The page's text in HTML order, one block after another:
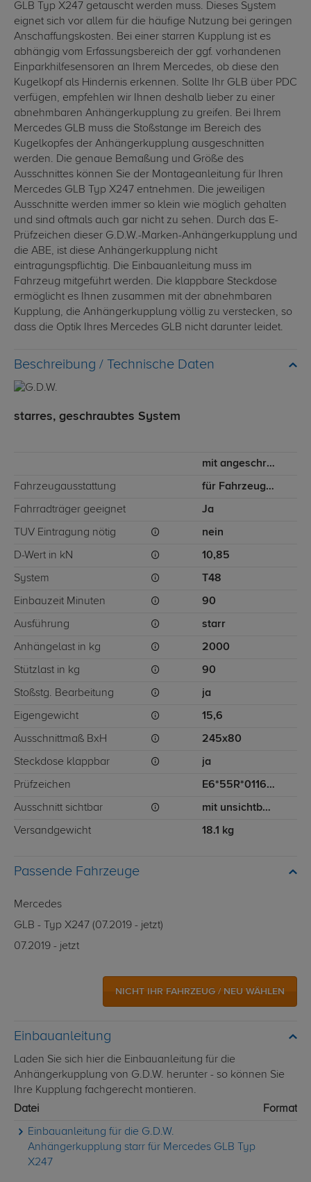
GLB Typ X247 getauscht werden muss. Dieses System
eignet sich vor allem für die häufige Nutzung bei geringen
Anschaffungskosten. Bei einer starren Kupplung ist es
abhängig vom Erfassungsbereich der ggf. vorhandenen
Einparkhilfesensoren an Ihrem Mercedes, ob diese den
Kugelkopf als Hindernis erkennen. Sollte Ihr GLB über PDC
verfügen, empfehlen wir Ihnen deshalb lieber zu einer
abnehmbaren Anhängerkupplung zu greifen. Bei Ihrem
Mercedes GLB muss die Stoßstange im Bereich des
Kugelkopfes der Anhängerkupplung ausgeschnitten
werden. Die genaue Bemaßung und Größe des
Ausschnittes können Sie der Montageanleitung für Ihren
Mercedes GLB Typ X247 entnehmen. Die jeweiligen
Ausschnitte werden immer so klein wie möglich gehalten
und sind oftmals auch gar nicht zu sehen. Durch das E-
Prüfzeichen dieser G.D.W.-Marken-Anhängerkupplung und
die ABE, ist diese Anhängerkupplung nicht
eintragungspflichtig. Die Einbauanleitung muss im
Fahrzeug mitgeführt werden. Die klappbare Steckdose
ermöglicht es Ihnen zusammen mit der abnehmbaren
Kupplung, die Anhängerkupplung völlig zu verstecken, so
dass die Optik Ihres Mercedes GLB nicht darunter leidet.
Technische Daten
starres, geschraubtes System
mit angeschraubtem Kugelkopf
Fahrzeugausstattung für Fahrzeuge ohne AMG-Optikpaket
Fahrradträger geeignet Ja
TÜV Eintragung nötig nein
D-Wert in kN 10,85
System T48
Einbauzeit Minuten 90
Ausführung starr
Anhängelast in kg 2000
Stützlast in kg 90
Stoßstg. Bearbeitung ja
Eigengewicht 15,6
Ausschnittmaß BxH 245x80
Steckdose klappbar ja
Prüfzeichen E6*55R*011601
Ausschnitt sichtbar mit unsichtbarem Ausschnitt für Stoßstange
Versandgewicht 18.1 kg
Passende Fahrzeuge
Mercedes
GLB - Typ X247 (07.2019 - jetzt)
07.2019 - jetzt
NICHT IHR FAHRZEUG / NEU WÄHLEN
Einbauanleitung
Laden Sie sich hier die Einbauanleitung für die
Anhängerkupplung von G.D.W. herunter - so können Sie
Ihre Kupplung fachgerecht montieren.
Datei
Format
Einbauanleitung für die G.D.W.
Anhängerkupplung starr für Mercedes GLB Typ
X247